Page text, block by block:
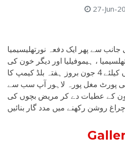
27-Jun-
سے پھر ایک دفعہ نورتھلیسیمیا
، ہیموفیلیا اور دیگر خون کی
بیماریوں میں مبتلا بچوں کیلئے 4 جون بروز ہفتہ بلڈ کیمپ کا
پورٹ مغل پورہ لاہور آپ سب سے
کے عطیات دے کر مریض بچوں کی
روشن رکھنے میں مدد گار بنائیں